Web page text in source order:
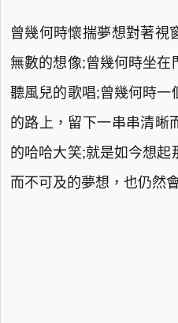
曾幾何時懷揣夢想對著視
無數的想像;曾幾何時坐
聽風兒的歌唱;曾幾何時一
的路上，留下一串串清晰
的哈哈大笑;就是如今想
而不可及的夢想，也仍然